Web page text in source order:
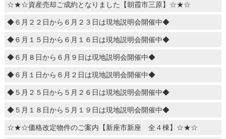
☆★☆資産売却ご成約となりました【朝霞市三原】☆★☆
◆６月２２日から６月２３日は現地説明会開催中◆
◆６月１５日から６月１６日は現地説明会開催中◆
◆６月８日から６月９日は現地説明会開催中◆
◆６月１日から６月２日は現地説明会開催中◆
◆５月２５日から５月２６日は現地説明会開催中◆
◆５月１８日から５月１９日は現地説明会開催中◆
☆★☆価格改定物件のご案内【新座市新座 全４棟】☆★☆